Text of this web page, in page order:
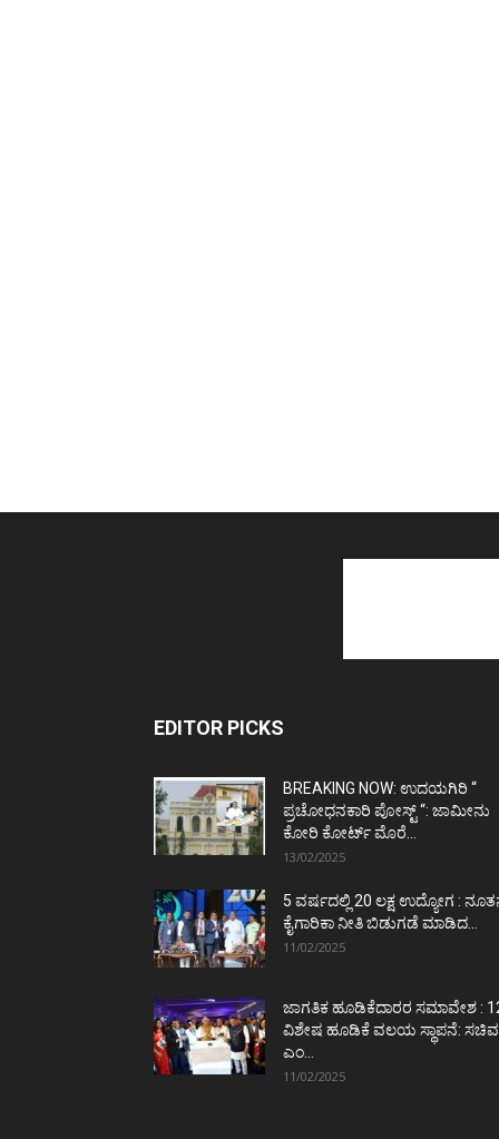
EDITOR PICKS
BREAKING NOW: ಉದಯಗಿರಿ “
ಪ್ರಚೋಧನಕಾರಿ ಪೋಸ್ಟ್‌ “: ಜಾಮೀನು
ಕೋರಿ ಕೋರ್ಟ್‌ ಮೊರೆ...
13/02/2025
5 ವರ್ಷದಲ್ಲಿ 20 ಲಕ್ಷ ಉದ್ಯೋಗ :
ಕೈಗಾರಿಕಾ ನೀತಿ ಬಿಡುಗಡೆ ಮಾಡಿದ...
11/02/2025
ಜಾಗತಿಕ ಹೂಡಿಕೆದಾರರ ಸಮಾವೇಶ :
ವಿಶೇಷ ಹೂಡಿಕೆ ವಲಯ ಸ್ಥಾಪನೆ: ಸಚಿವ
ಎಂ...
11/02/2025